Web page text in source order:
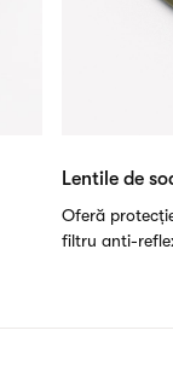
Lentile de
Oferă
filtru anti-